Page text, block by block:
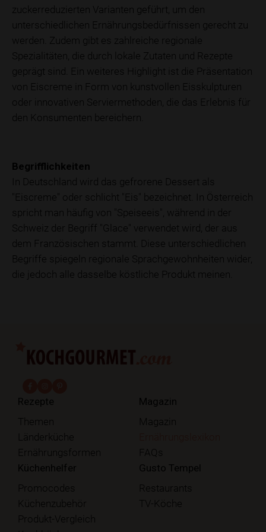
zuckerreduzierten Varianten geführt, um den
unterschiedlichen Ernährungsbedürfnissen gerecht zu
werden. Zudem gibt es zahlreiche regionale
Spezialitäten, die durch lokale Zutaten und Rezepte
geprägt sind. Ein weiteres Highlight ist die Präsentation
von Eiscreme in Form von kunstvollen Eisskulpturen
oder innovativen Serviermethoden, die das Erlebnis für
den Konsumenten bereichern.
Begrifflichkeiten
In Deutschland wird das gefrorene Dessert als
"Eiscreme" oder schlicht "Eis" bezeichnet. In Österreich
spricht man häufig von "Speiseeis", während in der
Schweiz der Begriff "Glace" verwendet wird, der aus
dem Französischen stammt. Diese unterschiedlichen
Begriffe spiegeln regionale Sprachgewohnheiten wider,
die jedoch alle dasselbe köstliche Produkt meinen.
Rezepte
Themen
Länderküche
Ernährungsformen
Magazin
Magazin
FAQs
Küchenhelfer
Promocodes
Küchenzubehör
Produkt-Vergleich
Gusto Tempel
Restaurants
TV-Köche